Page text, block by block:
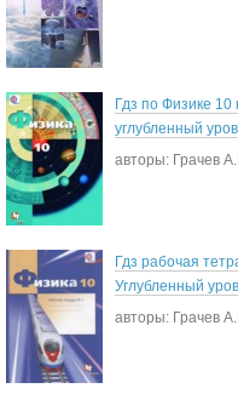
Гдз по Физике
углубленный
авторы: Грачев
Гдз рабочая
Углубленный
авторы: Грачев